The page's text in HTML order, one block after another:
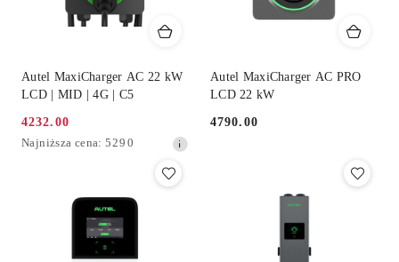
Autel MaxiCharger AC 22 kW
LCD | MID | 4G | C5
Cena
promocyjna:
4232.00
Najniższa
Najniższa cena: 5290
Autel MaxiCharger AC PRO
LCD 22 kW
Cena:
4790.00